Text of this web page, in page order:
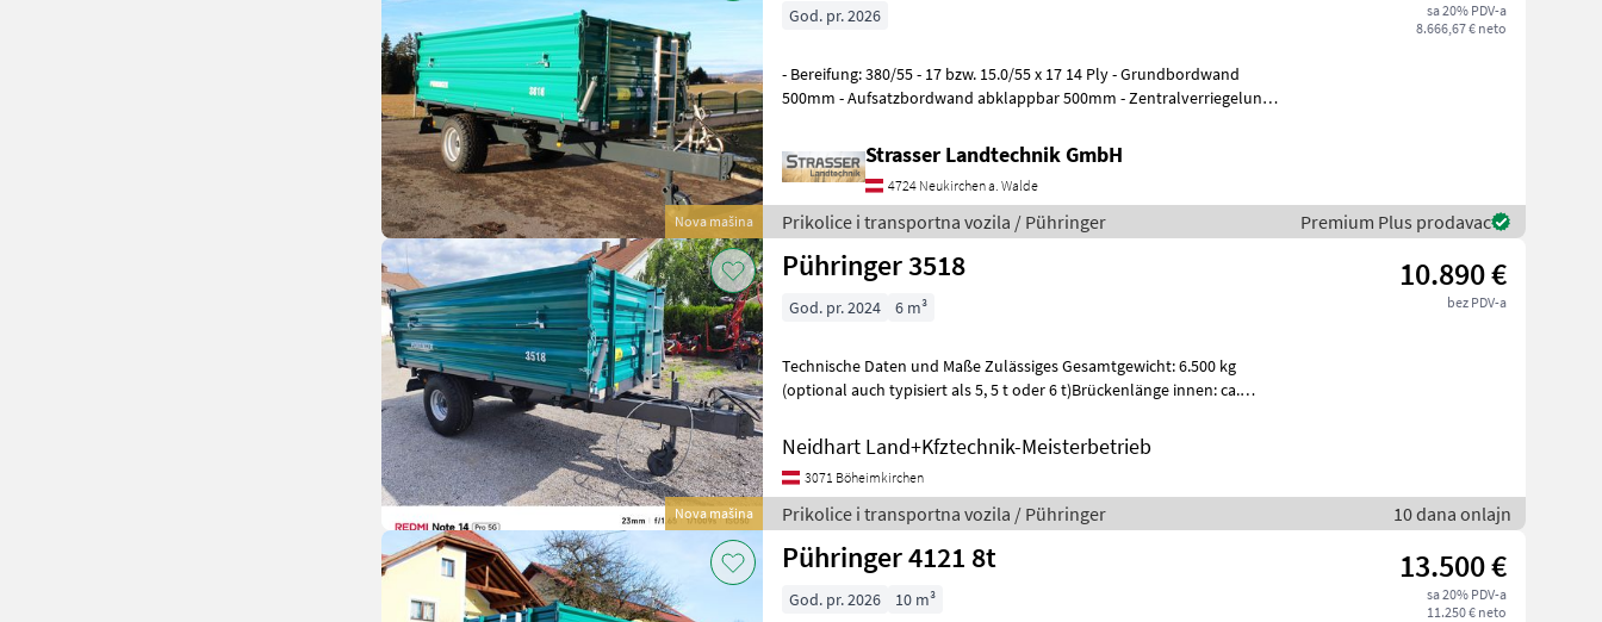
Nova mašina
sa 20% PDV-a
8.666,67 € neto
God. pr. 2026
- Bereifung: 380/55 - 17 bzw. 15.0/55 x 17 14 Ply - Grundbordwand
500mm - Aufsatzbordwand abklappbar 500mm - Zentralverriegelung
Strasser Landtechnik GmbH
4724 Neukirchen a. Walde
Prikolice i transportna vozila / Pühringer Premium Plus prodavac
Nova mašina
Pühringer 3518 10.890 €
bez PDV-a
God. pr. 2024 6 m³
Technische Daten und Maße Zulässiges Gesamtgewicht: 6.500 kg
(optional auch typisiert als 5, 5 t oder 6 t)Brückenlänge innen: ca.
Neidhart Land+Kfztechnik-Meisterbetrieb
3071 Böheimkirchen
Prikolice i transportna vozila / Pühringer 10 dana onlajn
Pühringer 4121 8t 13.500 €
sa 20% PDV-a
11.250 € neto
God. pr. 2026 10 m³